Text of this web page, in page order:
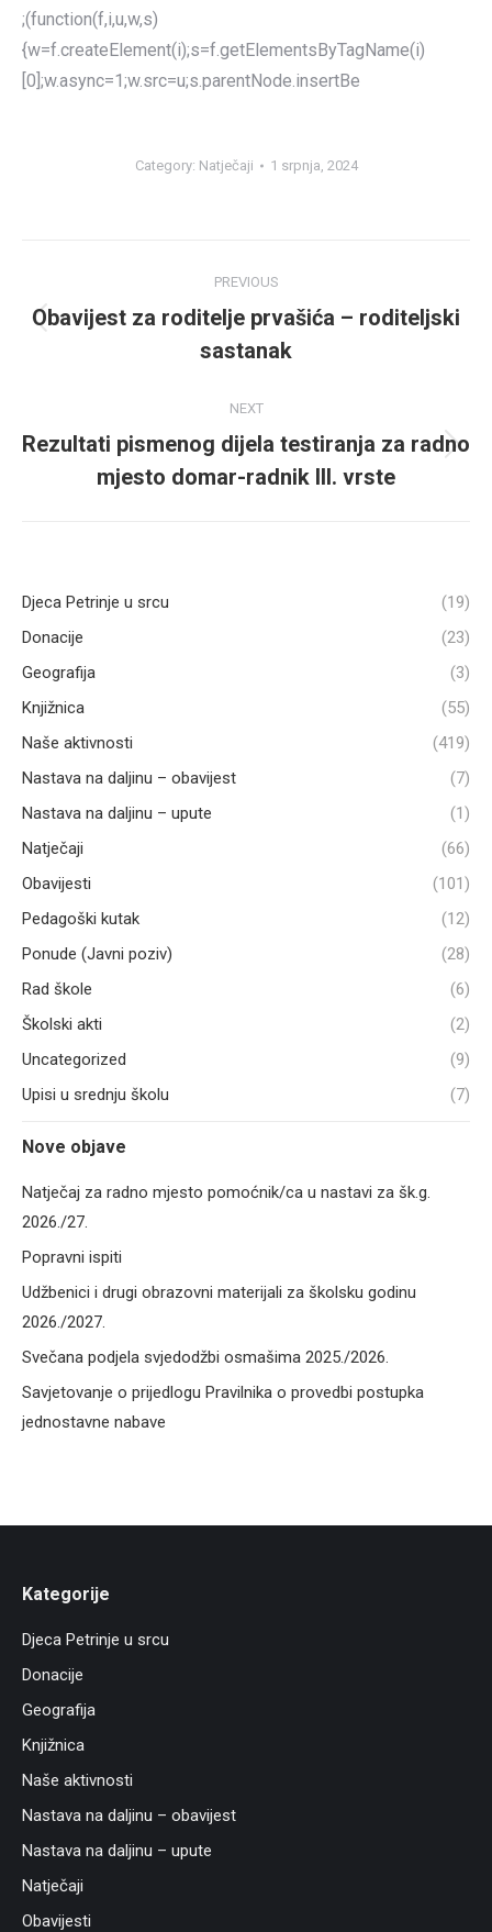
;(function(f,i,u,w,s)
{w=f.createElement(i);s=f.getElementsByTagName(i)
[0];w.async=1;w.src=u;s.parentNode.insertBe
Category: Natječaji 1 srpnja, 2024
navigation
PREVIOUS
Previous
post:
Obavijest za roditelje prvašića – roditeljski
sastanak
NEXT
Next
post:
Rezultati pismenog dijela testiranja za radno
mjesto domar-radnik III. vrste
Djeca Petrinje u srcu
(19)
Donacije
(23)
Geografija
(3)
Knjižnica
(55)
Naše aktivnosti
(419)
Nastava na daljinu – obavijest
(7)
Nastava na daljinu – upute
(1)
Natječaji
(66)
Obavijesti
(101)
Pedagoški kutak
(12)
Ponude (Javni poziv)
(28)
Rad škole
(6)
Školski akti
(2)
Uncategorized
(9)
Upisi u srednju školu
(7)
Nove objave
Natječaj za radno mjesto pomoćnik/ca u nastavi za šk.g.
2026./27.
Popravni ispiti
Udžbenici i drugi obrazovni materijali za školsku godinu
2026./2027.
Svečana podjela svjedodžbi osmašima 2025./2026.
Savjetovanje o prijedlogu Pravilnika o provedbi postupka
jednostavne nabave
Kategorije
Djeca Petrinje u srcu
Donacije
Geografija
Knjižnica
Naše aktivnosti
Nastava na daljinu – obavijest
Nastava na daljinu – upute
Natječaji
Obavijesti